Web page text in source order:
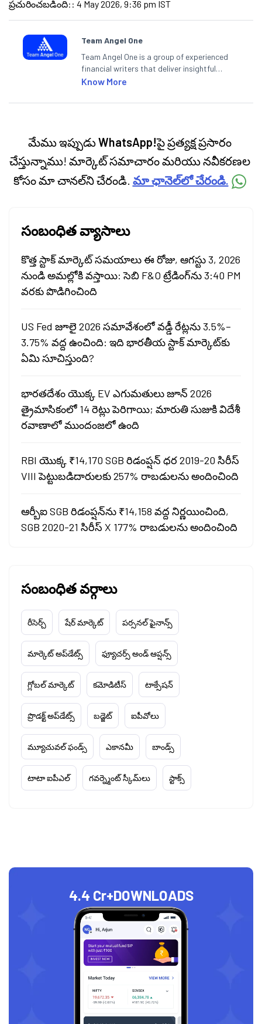
ప్రచురించబడింది: : 4 May 2026, 9:36 pm IST
Team Angel One
Team Angel One is a group of experienced
financial writers that deliver insightful
articles on the stock market, IPO, economy,
categories.
Know More
మేము ఇప్పుడుWhatsApp!పై ప్రత్యక్ష ప్రసారం
చేస్తున్నాము! మార్కెట్ సమాచారం మరియు నవీకరణల
కోసం మా చానల్‌ని చేరండి. మా ఛానెల్‌లో చేరండి.
సంబంధిత వ్యాసాలు
కొత్త స్టాక్ మార్కెట్ సమయాలు ఈ రోజు, ఆగస్టు 3, 2026
నుండి అమల్లోకి వస్తాయి: సెబి F&O ట్రేడింగ్‌ను 3:40 PM
వరకు పొడిగించింది
US Fed జూలై 2026 సమావేశంలో వడ్డీ రేట్లను 3.5%–
3.75% వద్ద ఉంచింది: ఇది భారతీయ స్టాక్ మార్కెట్‌కు
ఏమి సూచిస్తుంది?
భారతదేశం యొక్క EV ఎగుమతులు జూన్ 2026
త్రైమాసికంలో 14 రెట్లు పెరిగాయి; మారుతి సుజుకి విదేశీ
రవాణాలో ముందంజలో ఉంది
RBI యొక్క ₹14,170 SGB రిడంప్షన్ ధర 2019-20 సిరీస్
VIII పెట్టుబడిదారులకు 257% రాబడులను అందించింది
ఆర్బీఐ SGB రిడంప్షన్‌ను ₹14,158 వద్ద నిర్ణయించింది,
SGB 2020-21 సిరీస్ X 177% రాబడులను అందించింది
సంబంధిత వర్గాలు
రీసెర్చ్ షేర్ మార్కెట్ పర్సనల్ ఫైనాన్స్
మార్కెట్ అప్‌డేట్స్ ఫ్యూచర్స్ అండ్ ఆప్షన్స్
గ్లోబల్ మార్కెట్ కమోడిటీస్ టాక్సేషన్
ప్రొడక్ట్ అప్‌డేట్స్ బడ్జెట్ ఐపీవోలు
మ్యూచువల్ ఫండ్స్ ఎకానమీ బాండ్స్
టాటా ఐపీఎల్ గవర్న్మెంట్ స్కీమ్‌లు స్టాక్స్
4.4 Cr+DOWNLOADS